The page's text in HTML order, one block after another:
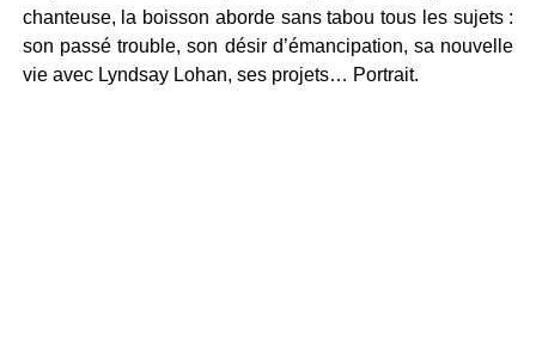
chanteuse, la boisson aborde sans tabou tous les sujets :
son passé trouble, son désir d’émancipation, sa nouvelle
vie avec Lyndsay Lohan, ses projets… Portrait.